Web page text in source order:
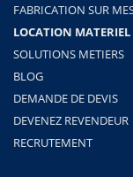
FABRICATION SUR
LOCATION MATERIEL
SOLUTIONS METIERS
BLOG
DEMANDE DE DEVIS
DEVENEZ REVENDEUR
RECRUTEMENT